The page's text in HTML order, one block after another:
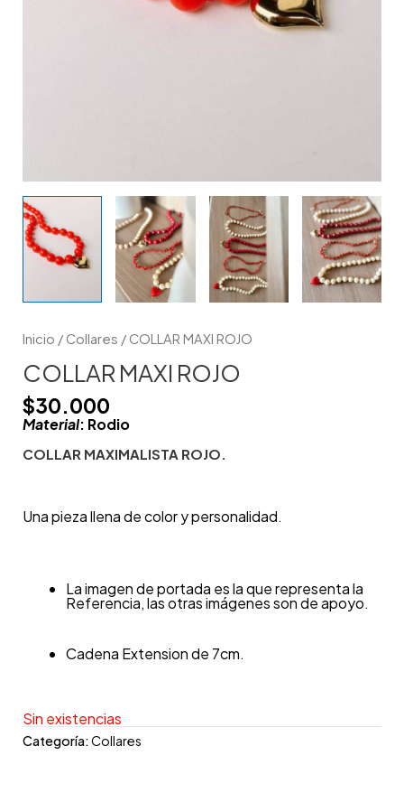
Inicio / Collares / COLLAR MAXI ROJO
COLLAR MAXI ROJO
$30.000
Material: Rodio
COLLAR MAXIMALISTA ROJO.
Una pieza llena de color y personalidad.
La imagen de portada es la que representa la
Referencia, las otras imágenes son de apoyo.
Cadena Extension de 7cm.
Sin existencias
Categoría:Collares